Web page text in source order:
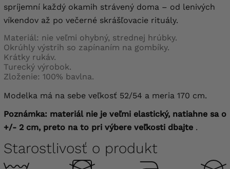
spríjemní každý okamih strávený doma – od lenivých
víkendov až po večerné skrášľovacie rituály.
Materiál: nie veľmi ohybný, strednej hrúbky.
Okrúhly výstrih so zapínaním na gombíky.
Krátky rukáv.
Turecký výrobok.
Zloženie: 100% bavlna.
Modelka má na sebe veľkosť 52/54 a meria 170 cm.
Poznámka: materiál nie je veľmi elastický, natiahne sa o
+/- 2 cm, preto na to pri výbere veľkosti dbajte .
Starostlivosť o produkt